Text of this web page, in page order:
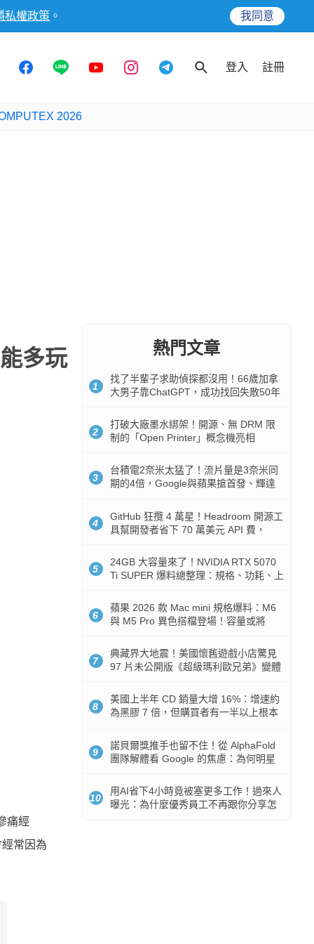
私權政策 。 我同意
登入 註冊
2026
多玩
痛經
常因為
熱門文章
1
找了半輩子求助偵探都沒用！66歲加拿
大男子靠ChatGPT，成功找回失散50年
2
打破大廠墨水綁架！開源、無 DRM 限
制的「Open Printer」概念機亮相
3
台積電2奈米太猛了！流片量是3奈米同
期的4倍，Google與蘋果搶首發、輝達
4
GitHub 狂攬 4 萬星！Headroom 開源工
具幫開發者省下 70 萬美元 API 費，
5
24GB 大容量來了！NVIDIA RTX 5070
Ti SUPER 爆料總整理：規格、功耗、上
6
蘋果 2026 款 Mac mini 規格爆料：M6
與 M5 Pro 異色搭檔登場！容量或將
7
典藏界大地震！美國懷舊遊戲小店驚見
97 片未公開版《超級瑪利歐兄弟》變體
8
美國上半年 CD 銷量大增 16%：增速約
為黑膠 7 倍，但購買者有一半以上根本
9
諾貝爾獎推手也留不住！從 AlphaFold
團隊解體看 Google 的焦慮：為何明星
10
用AI省下4小時竟被塞更多工作！過來人
曝光：為什麼優秀員工不再跟你分享怎